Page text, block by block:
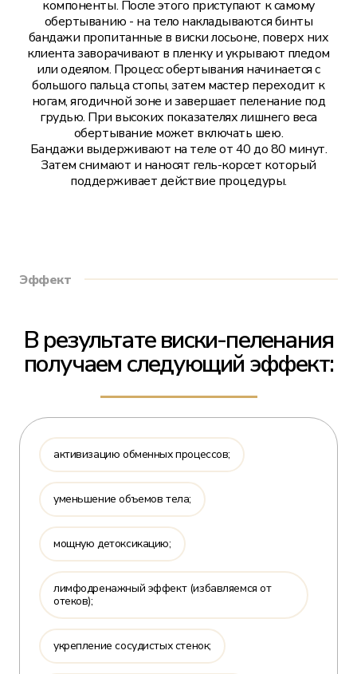
компоненты. После этого приступают к самому
обертыванию - на тело накладываются бинты
бандажи пропитанные в виски лосьоне, поверх них
клиента заворачивают в пленку и укрывают пледом
или одеялом. Процесс обертывания начинается с
большого пальца стопы, затем мастер переходит к
ногам, ягодичной зоне и завершает пеленание под
грудью. При высоких показателях лишнего веса
обертывание может включать шею.
Бандажи выдерживают на теле от 40 до 80 минут.
Затем снимают и наносят гель-корсет который
поддерживает действие процедуры.
Эффект
В результате виски-пеленания
получаем следующий эффект:
активизацию обменных процессов;
уменьшение объемов тела;
мощную детоксикацию;
лимфодренажный эффект (избавляемся от
отеков);
укрепление сосудистых стенок;